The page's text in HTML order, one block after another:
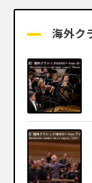
海外ク